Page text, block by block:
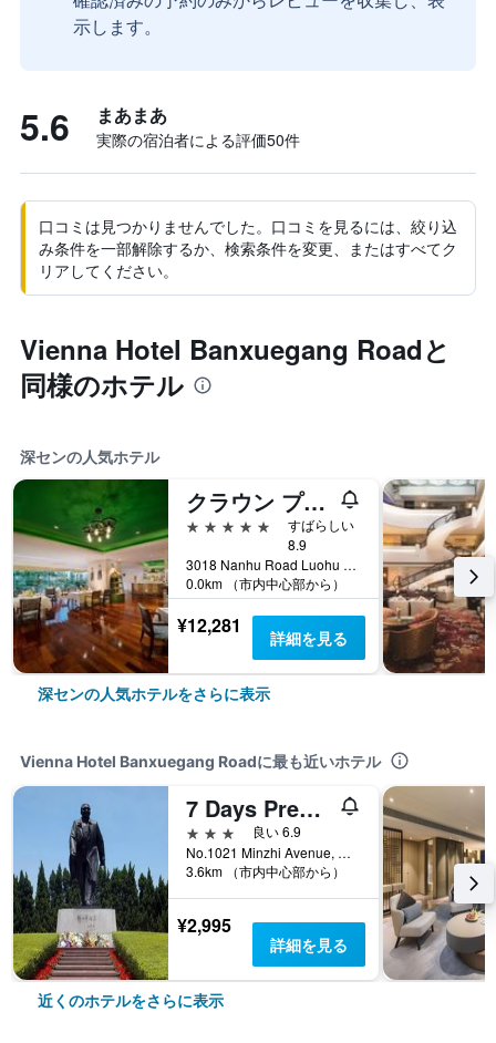
示します。
5.6 まあまあ
実際の宿泊者による評価50​件
口コミは見つかりませんでした。口コミを見るには、絞り込
み条件を一部解除するか、検索条件を変更、またはすべてク
リアしてください。
Vienna Hotel Banxuegang Roadと
同様のホテル
深センの人気ホテル
クラウン プラザ ホテル & スイーツ ランドマーク 深圳 by IHG (深圳富苑皇冠假日套房酒店)
5つ星
すばらしい
8.9
3018 Nanhu Road Luohu District, 深セン, 中国
0.0km （市内中心部から）
¥12,281 詳細を見る
深センの人気ホテルをさらに表示
Vienna Hotel Banxuegang Roadに最も近いホテル
7 Days Premium Hotel(Shenzhen North Station Yicheng Center Branch)
3つ星
良い 6.9
No.1021 Minzhi Avenue, 深セン, 中国
3.6km （市内中心部から）
¥2,995
詳細を見る
近くのホテルをさらに表示